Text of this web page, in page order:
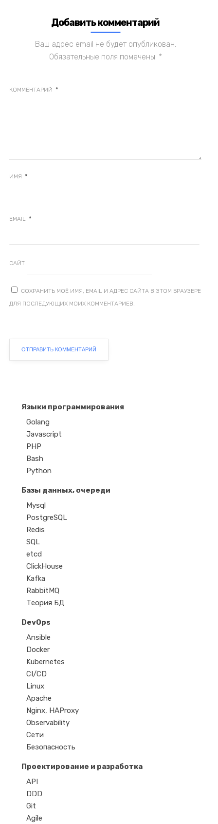
Добавить комментарий
Ваш адрес email не будет опубликован.
Обязательные поля помечены *
КОММЕНТАРИЙ *
ИМЯ *
EMAIL *
САЙТ
СОХРАНИТЬ МОЁ ИМЯ, EMAIL И АДРЕС САЙТА В ЭТОМ БРАУЗЕРЕ
ДЛЯ ПОСЛЕДУЮЩИХ МОИХ КОММЕНТАРИЕВ.
Языки программирования
Golang
Javascript
PHP
Bash
Python
Базы данных, очереди
Mysql
PostgreSQL
Redis
SQL
etcd
ClickHouse
Kafka
RabbitMQ
Теория БД
DevOps
Ansible
Docker
Kubernetes
CI/CD
Linux
Apache
Nginx, HAProxy
Observability
Сети
Безопасность
Проектирование и разработка
API
DDD
Git
Agile